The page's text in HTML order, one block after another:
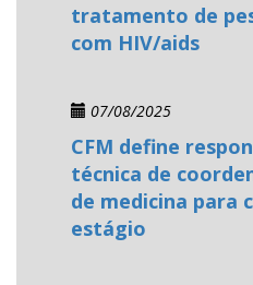
tratamento de
com HIV/aids
07/08/2025
CFM define
técnica de
de medicina para
estágio